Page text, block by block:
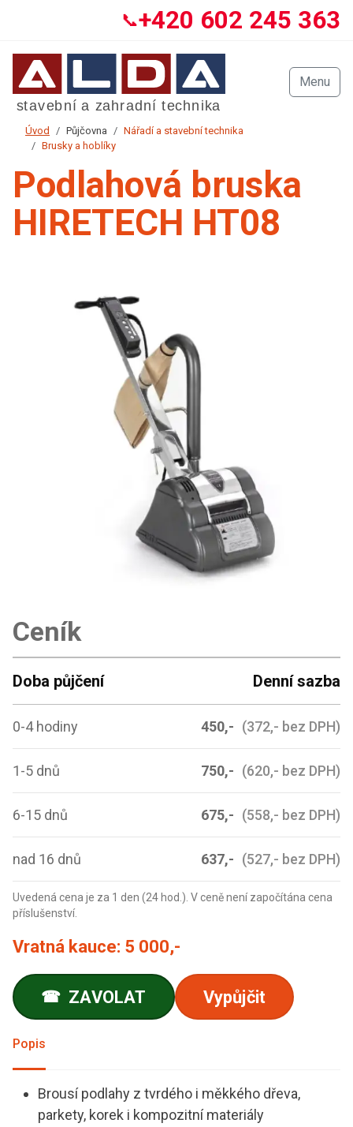
📞+420 602 245 363
Menu
Úvod Půjčovna
Nářadí a stavební technika
Brusky a hoblíky
Podlahová bruska
HIRETECH HT08
Ceník
Doba půjčení Denní sazba
0-4 hodiny 450,- (372,- bez DPH)
1-5 dnů 750,- (620,- bez DPH)
6-15 dnů 675,- (558,- bez DPH)
nad 16 dnů 637,- (527,- bez DPH)
Uvedená cena je za 1 den (24 hod.). V ceně není započítána cena
příslušenství.
Vratná kauce: 5 000,-
☎ ZAVOLAT Vypůjčit
Popis
Brousí podlahy z tvrdého i měkkého dřeva,
parkety, korek i kompozitní materiály